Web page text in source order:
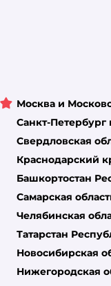
Москва и
Санкт-Петербург
Свердловская
Краснодарский
Башкортостан
Самарская
Челябинская
Татарстан
Новосибирская
Нижегородская